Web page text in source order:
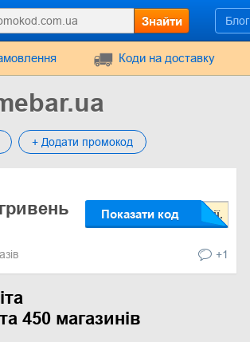
Знайти Блог
Коди на доставку
+ Додати промокод
Показати код
+1
450 магазинів